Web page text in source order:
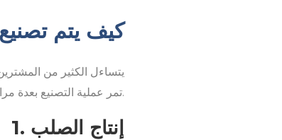
كيف يتم
يتساءل الكثير من
تمر عملية التصنيع بعدة مراحل تهدف إلى تحسين القوة والمتانة وجودة السطح.
1. إنتاج الصلب